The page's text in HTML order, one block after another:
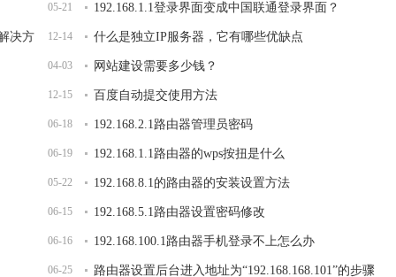
05-21 192.168.1.1登录界面变成中国联通登录界面？
12-14
决方 什么是独立IP服务器，它有哪些优缺点
04-03 网站建设需要多少钱？
12-15 百度自动提交使用方法
06-18 192.168.2.1路由器管理员密码
06-19 192.168.1.1路由器的wps按扭是什么
05-22 192.168.8.1的路由器的安装设置方法
06-15 192.168.5.1路由器设置密码修改
06-16 192.168.100.1路由器手机登录不上怎么办
06-25 路由器设置后台进入地址为“192.168.168.101”的步骤